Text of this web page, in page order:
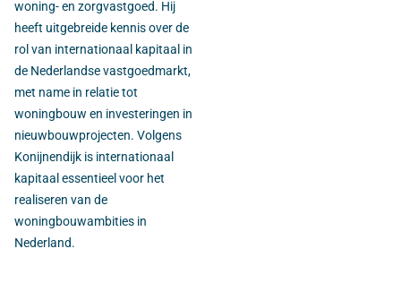
woning- en zorgvastgoed. Hij
heeft uitgebreide kennis over de
rol van internationaal kapitaal in
de Nederlandse vastgoedmarkt,
met name in relatie tot
woningbouw en investeringen in
nieuwbouwprojecten. Volgens
Konijnendijk is internationaal
kapitaal essentieel voor het
realiseren van de
woningbouwambities in
Nederland.